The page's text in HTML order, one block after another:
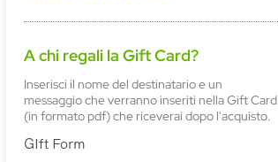
A chi regali la Gift Card?
Inserisci il nome del destinatario e un
messaggio che verranno inseriti nella Gift Card
(in formato pdf) che riceverai dopo l'acquisto.
GIft Form